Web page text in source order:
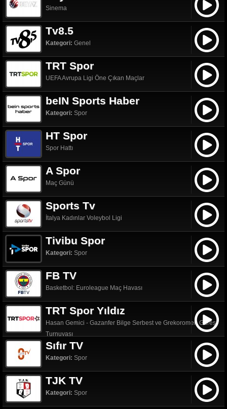
Sinema
Tv8.5
Kategori: Genel
TRT Spor
UEFA Avrupa Ligi Öne Çıkan Maçlar
beIN Sports Haber
Kategori: Spor
HT Spor
Spor Hattı
A Spor
Maç Günü
Sports Tv
İtalya Kadınlar Voleybol Ligi
Tivibu Spor
Kategori: Spor
FB TV
Basketbol: Euroleague Maç Havası
TRT Spor Yıldız
Hasan Gemici - Gazanfer Bilge Serbest ve Grekoromen Güreş
Turnuvası
Sıfır TV
Kategori: Spor
TJK TV
Kategori: Spor